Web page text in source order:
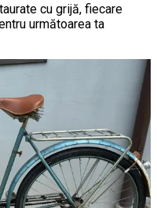
cu grijă, fiecare
următoarea ta